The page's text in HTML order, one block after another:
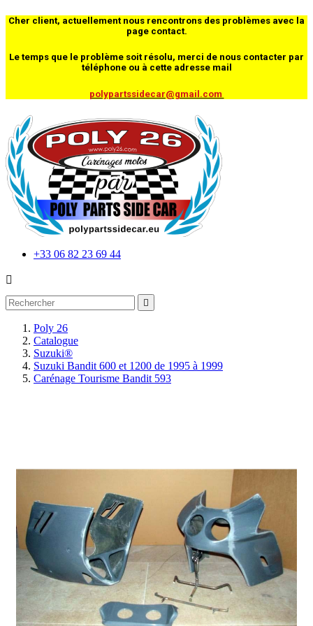
Cher client, actuellement nous rencontrons des problèmes avec la
page contact.
Le temps que le problème soit résolu, merci de nous contacter par
téléphone ou à cette adresse mail
polypartssidecar@gmail.com
+33 06 82 23 69 44


Poly 26
Catalogue
Suzuki®
Suzuki Bandit 600 et 1200 de 1995 à 1999
Carénage Tourisme Bandit 593